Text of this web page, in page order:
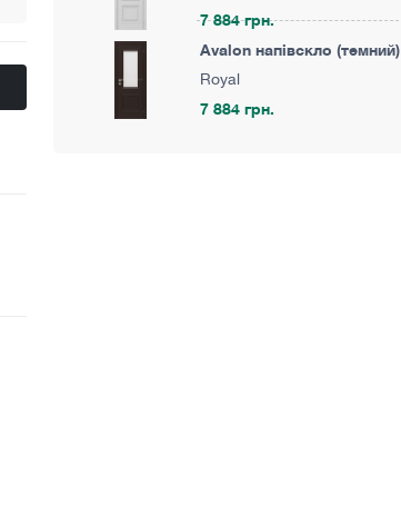
7 884 грн.
Avalon напівскло (темний)
Royal
7 884 грн.